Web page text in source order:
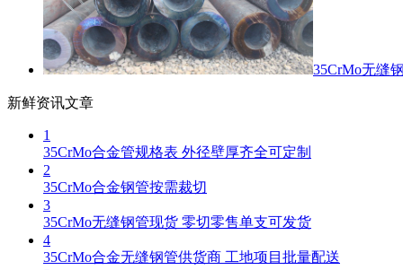
35CrMo无缝
新鲜资讯文章
1
35CrMo合金管规格表 外径壁厚齐全可定制
2
35CrMo合金钢管按需裁切
3
35CrMo无缝钢管现货 零切零售单支可发货
4
35CrMo合金无缝钢管供货商 工地项目批量配送